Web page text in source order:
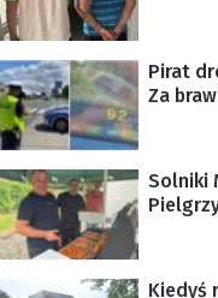
Pirat
Za
Solniki
Kiedyś